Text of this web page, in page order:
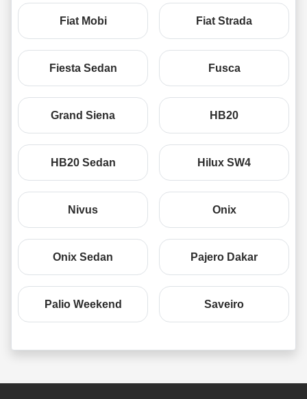
Fiat Mobi Fiat Strada
Fiesta Sedan Fusca
Grand Siena HB20
HB20 Sedan Hilux SW4
Nivus Onix
Onix Sedan Pajero Dakar
Palio Weekend Saveiro